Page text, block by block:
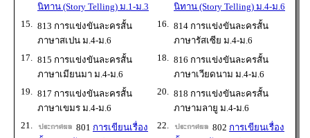
นิทาน (Story Telling) ม.1-ม.3
นิทาน (Story Telling) ม.4-ม.6
15.
813 การแข่งขันละครสั้น
ภาษาสเปน ม.4-ม.6
16.
814 การแข่งขันละครสั้น
ภาษารัสเซีย ม.4-ม.6
17.
815 การแข่งขันละครสั้น
ภาษาเมียนมา ม.4-ม.6
18.
816 การแข่งขันละครสั้น
ภาษาเวียดนาม ม.4-ม.6
19.
817 การแข่งขันละครสั้น
ภาษาเขมร ม.4-ม.6
20.
818 การแข่งขันละครสั้น
ภาษามลายู ม.4-ม.6
21.
801 การเขียนเรื่อง
22. 802 การเขียนเรื่อง